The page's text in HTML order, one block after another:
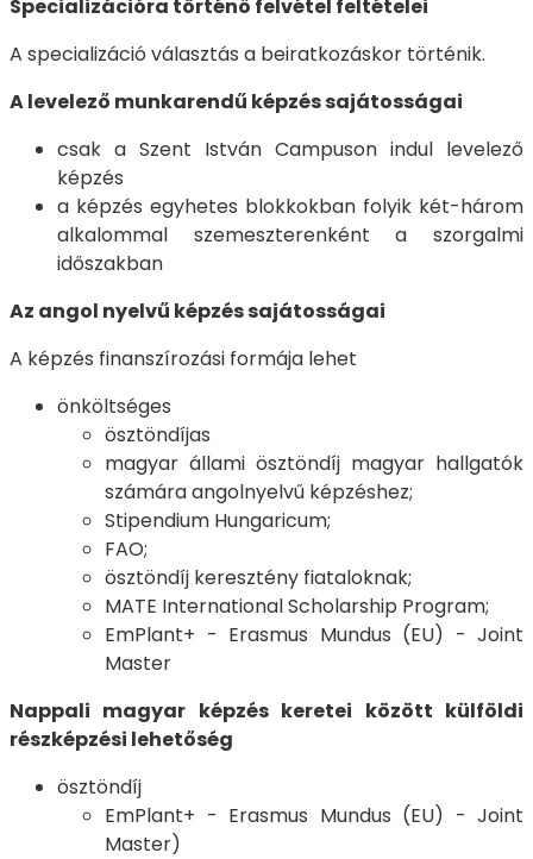
Specializációra történő felvétel feltételei
A specializáció választás a beiratkozáskor történik.
A levelező munkarendű képzés sajátosságai
csak a Szent István Campuson indul levelező
képzés
a képzés egyhetes blokkokban folyik két-három
alkalommal szemeszterenként a szorgalmi
időszakban
Az angol nyelvű képzés sajátosságai
A képzés finanszírozási formája lehet
önköltséges
ösztöndíjas
magyar állami ösztöndíj magyar hallgatók
számára angolnyelvű képzéshez;
Stipendium Hungaricum;
FAO;
ösztöndíj keresztény fiataloknak;
MATE International Scholarship Program;
EmPlant+ - Erasmus Mundus (EU) - Joint
Master
Nappali magyar képzés keretei között külföldi
részképzési lehetőség
ösztöndíj
EmPlant+ - Erasmus Mundus (EU) - Joint
Master)